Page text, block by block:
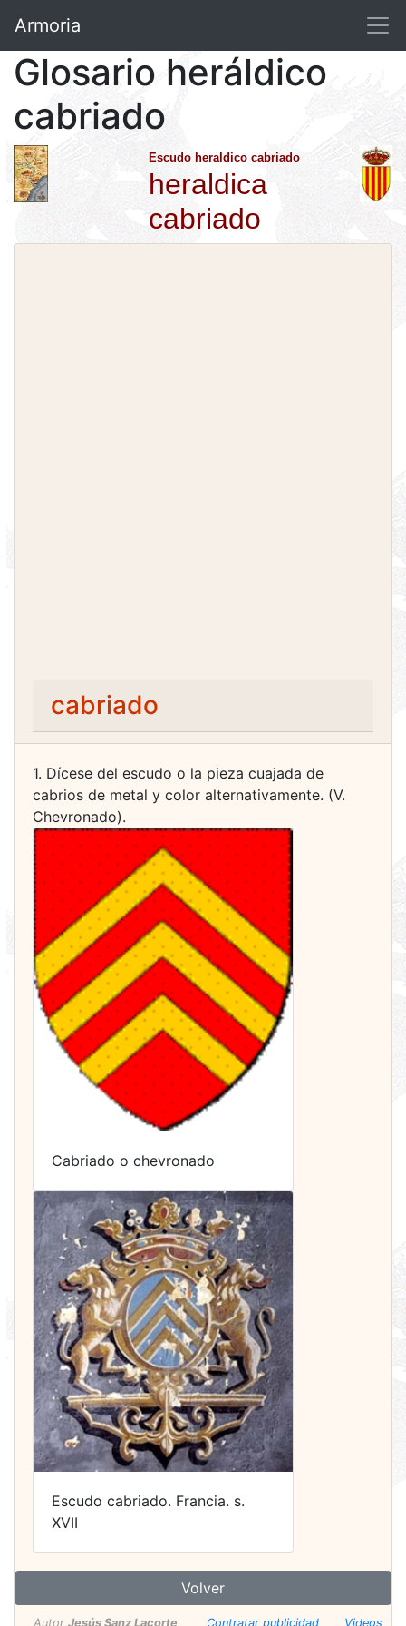
Armoria
Glosario heráldico
cabriado
Escudo heraldico cabriado
heraldica
cabriado
cabriado
1. Dícese del escudo o la pieza cuajada de
cabrios de metal y color alternativamente. (V.
Chevronado).
Cabriado o chevronado
Escudo cabriado. Francia. s.
XVII
Volver
Autor Jesús Sanz Lacorte. Contratar publicidad Videos